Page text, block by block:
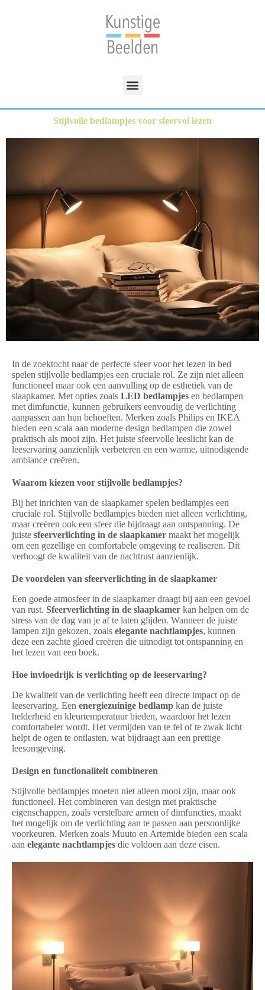
Stijlvolle bedlampjes voor sfeervol lezen
In de zoektocht naar de perfecte sfeer voor het lezen in bed
spelen stijlvolle bedlampjes een cruciale rol. Ze zijn niet alleen
functioneel maar ook een aanvulling op de esthetiek van de
slaapkamer. Met opties zoals LED bedlampjes en bedlampen
met dimfunctie, kunnen gebruikers eenvoudig de verlichting
aanpassen aan hun behoeften. Merken zoals Philips en IKEA
bieden een scala aan moderne design bedlampen die zowel
praktisch als mooi zijn. Het juiste sfeervolle leeslicht kan de
leeservaring aanzienlijk verbeteren en een warme, uitnodigende
ambiance creëren.
Waarom kiezen voor stijlvolle bedlampjes?
Bij het inrichten van de slaapkamer spelen bedlampjes een
cruciale rol. Stijlvolle bedlampjes bieden niet alleen verlichting,
maar creëren ook een sfeer die bijdraagt aan ontspanning. De
juiste sfeerverlichting in de slaapkamer maakt het mogelijk
om een gezellige en comfortabele omgeving te realiseren. Dit
verhoogt de kwaliteit van de nachtrust aanzienlijk.
De voordelen van sfeerverlichting in de slaapkamer
Een goede atmosfeer in de slaapkamer draagt bij aan een gevoel
van rust. Sfeerverlichting in de slaapkamer kan helpen om de
stress van de dag van je af te laten glijden. Wanneer de juiste
lampen zijn gekozen, zoals elegante nachtlampjes, kunnen
deze een zachte gloed creëren die uitnodigt tot ontspanning en
het lezen van een boek.
Hoe invloedrijk is verlichting op de leeservaring?
De kwaliteit van de verlichting heeft een directe impact op de
leeservaring. Een energiezuinige bedlamp kan de juiste
helderheid en kleurtemperatuur bieden, waardoor het lezen
comfortabeler wordt. Het vermijden van te fel of te zwak licht
helpt de ogen te ontlasten, wat bijdraagt aan een prettige
leesomgeving.
Design en functionaliteit combineren
Stijlvolle bedlampjes moeten niet alleen mooi zijn, maar ook
functioneel. Het combineren van design met praktische
eigenschappen, zoals verstelbare armen of dimfuncties, maakt
het mogelijk om de verlichting aan te passen aan persoonlijke
voorkeuren. Merken zoals Muuto en Artemide bieden een scala
aan elegante nachtlampjes die voldoen aan deze eisen.